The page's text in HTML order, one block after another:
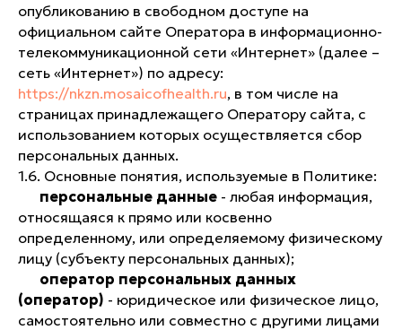
опубликованию в свободном доступе на
официальном сайте Оператора в информационно-
телекоммуникационной сети «Интернет» (далее –
сеть «Интернет») по адресу:
https://nkzn.mosaicofhealth.ru, в том числе на
страницах принадлежащего Оператору сайта, с
использованием которых осуществляется сбор
персональных данных.
1.6. Основные понятия, используемые в Политике:
персональные данные - любая информация,
относящаяся к прямо или косвенно
определенному, или определяемому физическому
лицу (субъекту персональных данных);
оператор персональных данных
(оператор) - юридическое или физическое лицо,
самостоятельно или совместно с другими лицами